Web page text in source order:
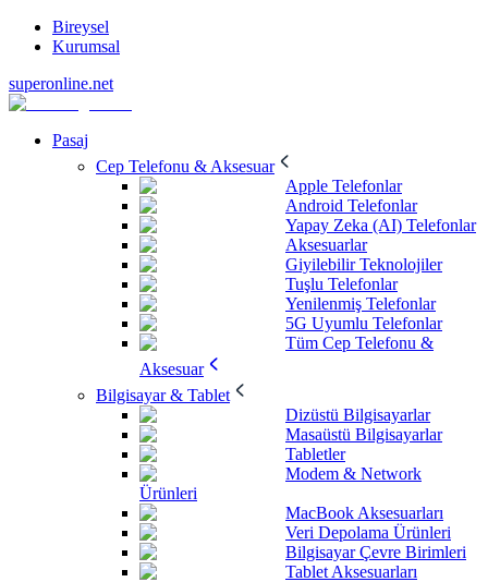
Bireysel
Kurumsal
superonline.net
Pasaj
Cep Telefonu & Aksesuar
Apple Telefonlar
Android Telefonlar
Yapay Zeka (AI) Telefonlar
Aksesuarlar
Giyilebilir Teknolojiler
Tuşlu Telefonlar
Yenilenmiş Telefonlar
5G Uyumlu Telefonlar
Tüm Cep Telefonu &
Aksesuar
Bilgisayar & Tablet
Dizüstü Bilgisayarlar
Masaüstü Bilgisayarlar
Tabletler
Modem & Network
Ürünleri
MacBook Aksesuarları
Veri Depolama Ürünleri
Bilgisayar Çevre Birimleri
Tablet Aksesuarları